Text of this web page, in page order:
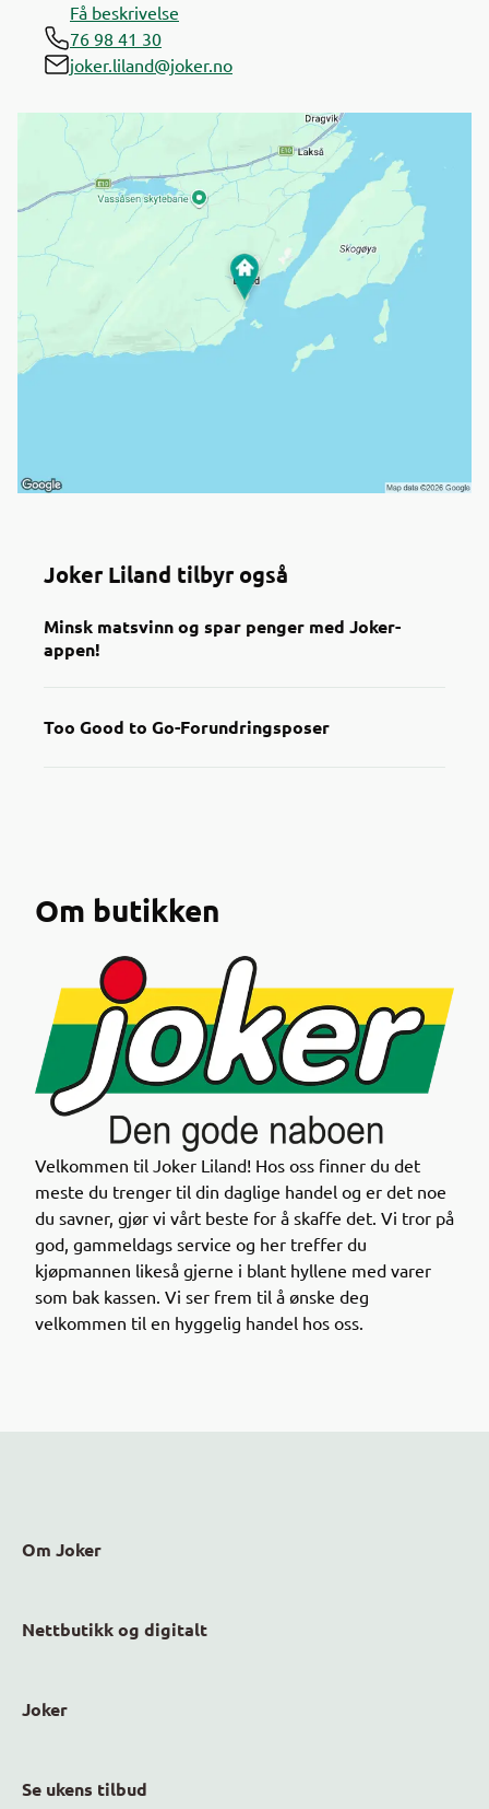
Få beskrivelse
76 98 41 30
joker.liland@joker.no
Joker Liland tilbyr også
Minsk matsvinn og spar penger med Joker-
appen!
Nå kan du enkelt finne nedprisede datovarer i
Joker-appen!
Gjennom appen får du oversikt over varer med kort
holdbarhet til en lavere pris – en smart måte å
handle på både for lommeboka og miljøet.
Sjekk appen neste gang du handler og se hvilke
nedsatte varer som finnes i dine nærmeste Joker-
Too Good to Go-Forundringsposer
Om butikken
Velkommen til Joker Liland! Hos oss finner du det
meste du trenger til din daglige handel og er det noe
du savner, gjør vi vårt beste for å skaffe det. Vi tror på
god, gammeldags service og her treffer du
kjøpmannen likeså gjerne i blant hyllene med varer
som bak kassen. Vi ser frem til å ønske deg
velkommen til en hyggelig handel hos oss.
Om Joker
Nettbutikk og digitalt
Joker
Se ukens tilbud